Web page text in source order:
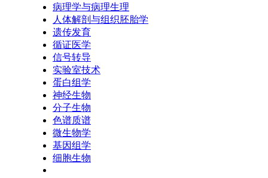
病理学与病理生理
人体解剖与组织胚胎学
遗传发育
循证医学
信号转导
实验室技术
蛋白组学
神经生物
分子生物
色谱质谱
微生物学
基因组学
细胞生物